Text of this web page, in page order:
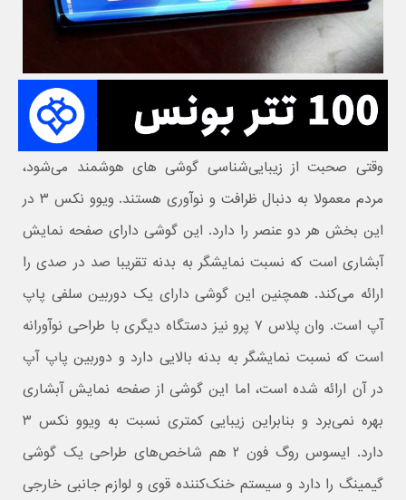
وقتی صحبت از زیبایی‌شناسی گوشی های هوشمند می‌شود،
مردم معمولا به دنبال ظرافت و نوآوری هستند. ویوو نکس ۳ در
این بخش هر دو عنصر را دارد. این گوشی دارای صفحه نمایش
آبشاری است که نسبت نمایشگر به بدنه تقریبا صد در صدی را
ارائه می‌کند. همچنین این گوشی دارای یک دوربین سلفی پاپ
آپ است. وان پلاس ۷ پرو نیز دستگاه دیگری با طراحی نوآورانه
است که نسبت نمایشگر به بدنه بالایی دارد و دوربین پاپ آپ
در آن ارائه شده است، اما این گوشی از صفحه نمایش آبشاری
بهره نمی‌برد و بنابراین زیبایی کمتری نسبت به ویوو نکس ۳
دارد. ایسوس روگ فون ۲ هم شاخص‌های طراحی یک گوشی
گیمینگ را دارد و سیستم خنک‌کننده قوی و لوازم جانبی خارجی